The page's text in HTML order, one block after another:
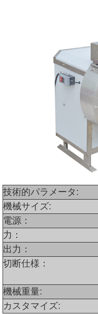
技術的パラメータ:
機械サイズ:
電源：
力：
出力：
切断仕様：
機械重量:
カスタマイズ: